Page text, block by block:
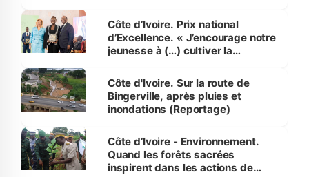
Côte d’Ivoire. Prix national
d’Excellence. « J’encourage notre
jeunesse à (…) cultiver la
(Alassane Ouattara
Côte d'Ivoire. Sur la route de
Bingerville, après pluies et
inondations (Reportage)
Côte d’Ivoire - Environnement.
Quand les forêts sacrées
inspirent dans les actions de